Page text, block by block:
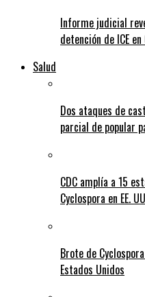
Informe judicial
detención de ICE
Salud
Dos ataques de
parcial de popular
CDC amplía a 15
Cyclospora en EE.
Brote de
Estados Unidos